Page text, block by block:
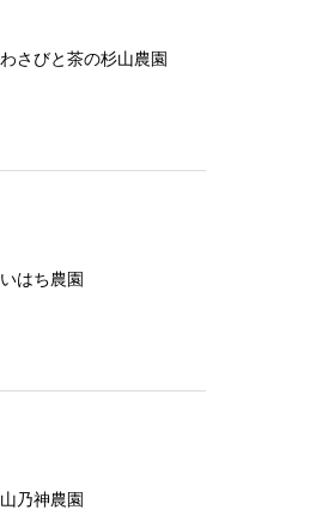
わさびと茶の杉山農園
いはち農園
山乃神農園